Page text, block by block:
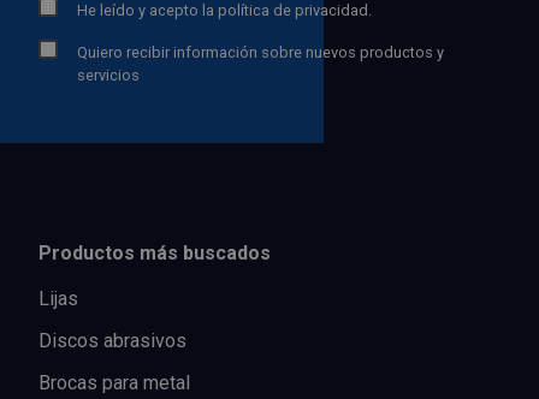
He leído y acepto la política de privacidad.
Quiero recibir información sobre nuevos productos y
servicios
Productos más buscados
Lijas
Discos abrasivos
Brocas para metal